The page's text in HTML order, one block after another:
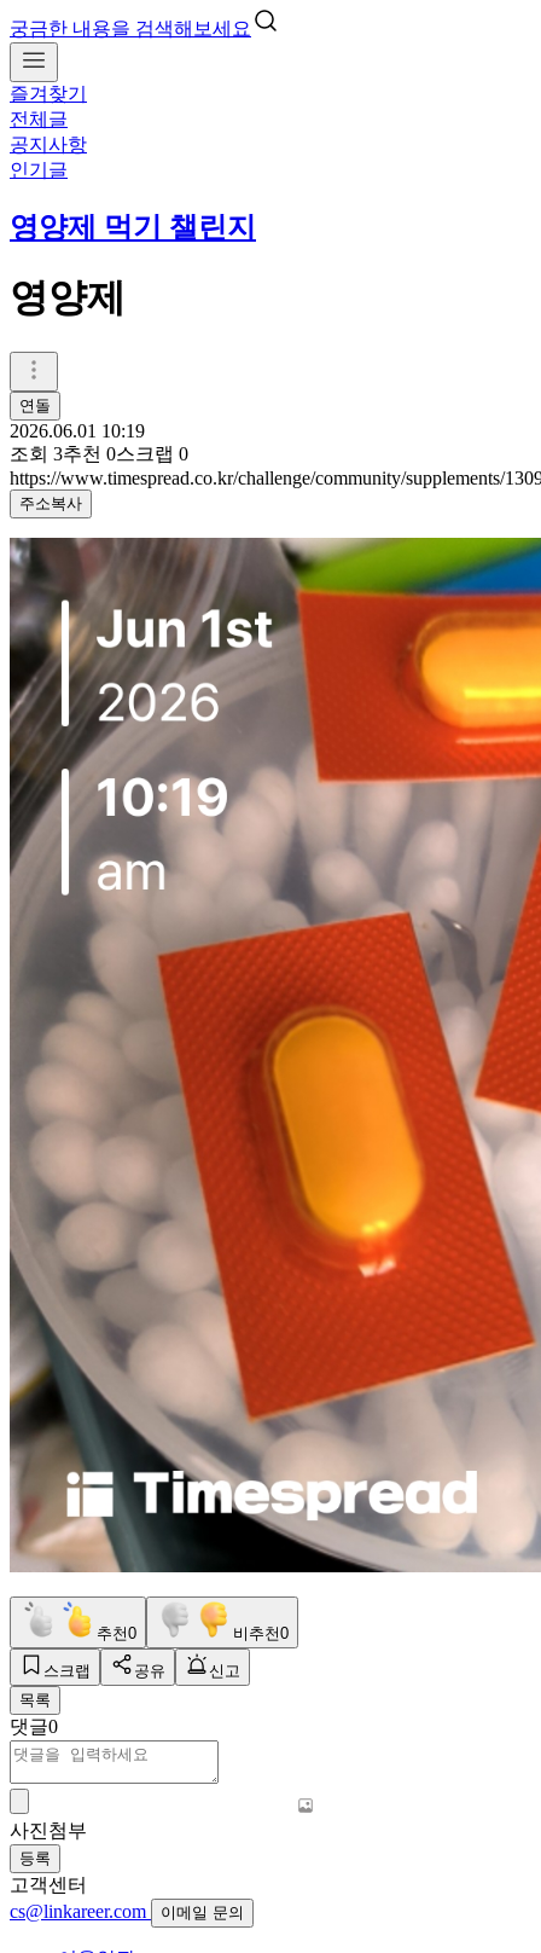
궁금한 내용을 검색해보세요
즐겨찾기
전체글
공지사항
인기글
영양제 먹기 챌린지
영양제
연돌
2026.06.01 10:19
조회 3추천 0스크랩 0
https://www.timespread.co.kr/challenge/community/supplements/
주소복사
추천0 비추천0
스크랩 공유
신고
목록
댓글0
사진첨부
등록
고객센터
cs@linkareer.com
이메일 문의